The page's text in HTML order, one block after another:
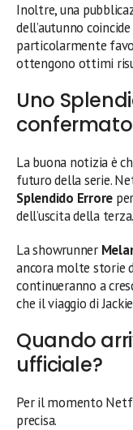
Inoltre, una
dell’autunno
particolarmente
ottengono ottimi
Uno
confermato
La buona notizia è
futuro della serie.
Splendido Errore
dell’uscita della terza.
La showrunner
ancora molte storie
continueranno a
che il viaggio di
Quando
ufficiale?
Per il momento
precisa.